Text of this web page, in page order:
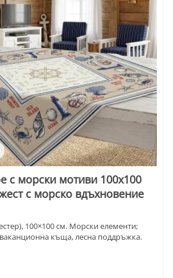
с морски мотиви 100x100
с морско вдъхновение
100×100 см. Морски елементи;
къща, лесна поддръжка.